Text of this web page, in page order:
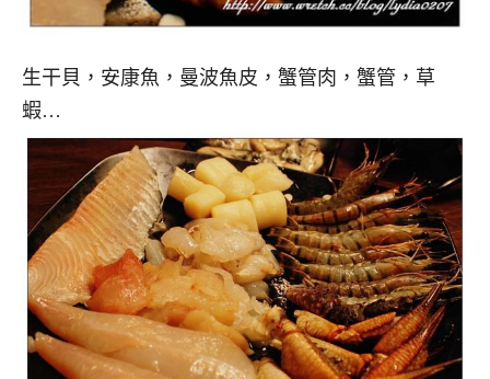
生干貝，安康魚，曼波魚皮，蟹管肉，蟹管，草
蝦…